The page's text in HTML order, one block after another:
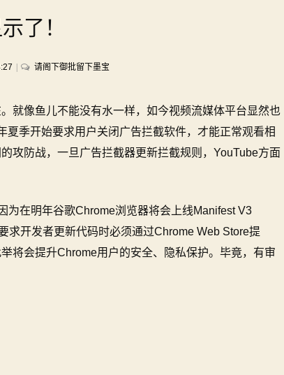
了！
请阁下御批留下墨宝on
浏
览
对
拦
截
器
动
就像鱼儿不能没有水一样，如今视频流媒体平台显然也
夏季开始要求用户关闭广告拦截软件，才能正常观看相
攻防战，一旦广告拦截器更新拦截规则，YouTube方面
为在明年谷歌Chrome浏览器将会上线Manifest V3
求开发者更新代码时必须通过Chrome Web Store提
将会提升Chrome用户的安全、隐私保护。毕竟，有审